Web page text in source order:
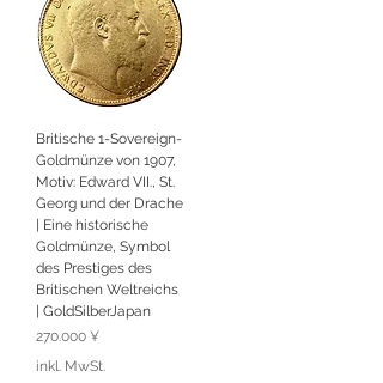
Britische 1-Sovereign-
Goldmünze von 1907,
Motiv: Edward VII., St.
Georg und der Drache
| Eine historische
Goldmünze, Symbol
des Prestiges des
Britischen Weltreichs
| GoldSilberJapan
Preis
270.000 ¥
inkl. MwSt.